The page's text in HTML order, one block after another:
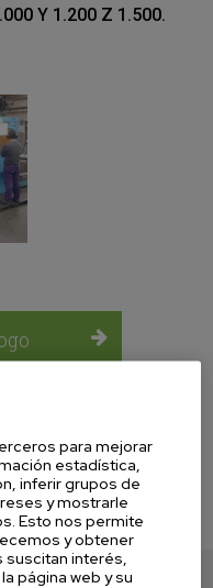
Y 1.200 Z 1.500.
para mejorar
estadística,
inferir grupos de
y mostrarle
Esto nos permite
y obtener
interés,
página web y su